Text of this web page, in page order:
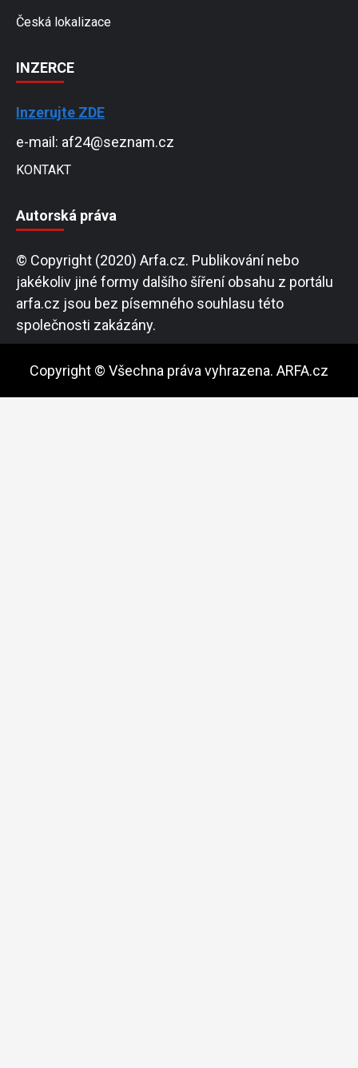
Česká lokalizace
INZERCE
Inzerujte ZDE
e-mail: af24@seznam.cz
KONTAKT
Autorská práva
© Copyright (2020) Arfa.cz. Publikování nebo
jakékoliv jiné formy dalšího šíření obsahu z portálu
arfa.cz jsou bez písemného souhlasu této
společnosti zakázány.
Copyright © Všechna práva vyhrazena. ARFA.cz